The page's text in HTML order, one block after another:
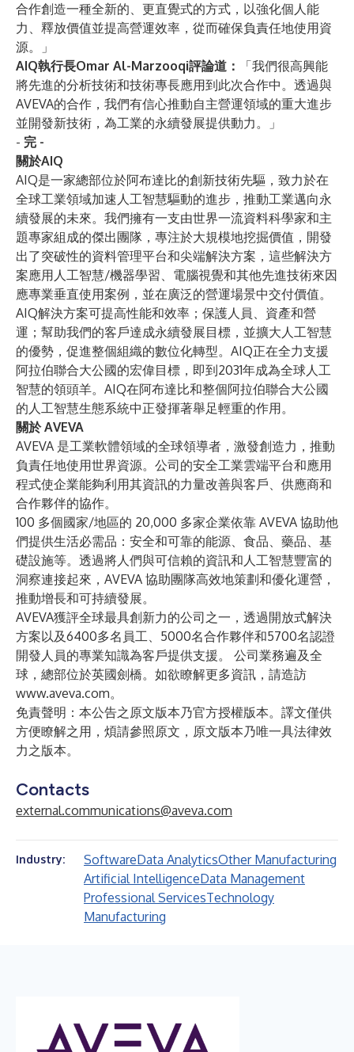
合作創造一種全新的、更直覺式的方式，以強化個人能
力、釋放價值並提高營運效率，從而確保負責任地使用資
源。」
AIQ執行長Omar Al-Marzooqi評論道：
「我們很高興能
將先進的分析技術和技術專長應用到此次合作中。透過與
AVEVA的合作，我們有信心推動自主營運領域的重大進步
並開發新技術，為工業的永續發展提供動力。」
- 完 -
關於AIQ
AIQ是一家總部位於阿布達比的創新技術先驅，致力於在
全球工業領域加速人工智慧驅動的進步，推動工業邁向永
續發展的未來。我們擁有一支由世界一流資料科學家和主
題專家組成的傑出團隊，專注於大規模地挖掘價值，開發
出了突破性的資料管理平台和尖端解決方案，這些解決方
案應用人工智慧/機器學習、電腦視覺和其他先進技術來因
應專業垂直使用案例，並在廣泛的營運場景中交付價值。
AIQ解決方案可提高性能和效率；保護人員、資產和營
運；幫助我們的客戶達成永續發展目標，並擴大人工智慧
的優勢，促進整個組織的數位化轉型。AIQ正在全力支援
阿拉伯聯合大公國的宏偉目標，即到2031年成為全球人工
智慧的領頭羊。AIQ在阿布達比和整個阿拉伯聯合大公國
的人工智慧生態系統中正發揮著舉足輕重的作用。
關於 AVEVA
AVEVA 是工業軟體領域的全球領導者，激發創造力，推動
負責任地使用世界資源。公司的安全工業雲端平台和應用
程式使企業能夠利用其資訊的力量改善與客戶、供應商和
合作夥伴的協作。
100 多個國家/地區的 20,000 多家企業依靠 AVEVA 協助他
們提供生活必需品：安全和可靠的能源、食品、藥品、基
礎設施等。透過將人們與可信賴的資訊和人工智慧豐富的
洞察連接起來，AVEVA 協助團隊高效地策劃和優化運營，
推動增長和可持續發展。
AVEVA獲評全球最具創新力的公司之一，透過開放式解決
方案以及6400多名員工、5000名合作夥伴和5700名認證
開發人員的專業知識為客戶提供支援。 公司業務遍及全
球，總部位於英國劍橋。如欲瞭解更多資訊，請造訪
www.aveva.com。
免責聲明：本公告之原文版本乃官方授權版本。譯文僅供
方便瞭解之用，煩請參照原文，原文版本乃唯一具法律效
力之版本。
Contacts
external.communications@aveva.com
Industry: SoftwareData AnalyticsOther Manufacturing
Artificial IntelligenceData Management
Professional ServicesTechnology
Manufacturing